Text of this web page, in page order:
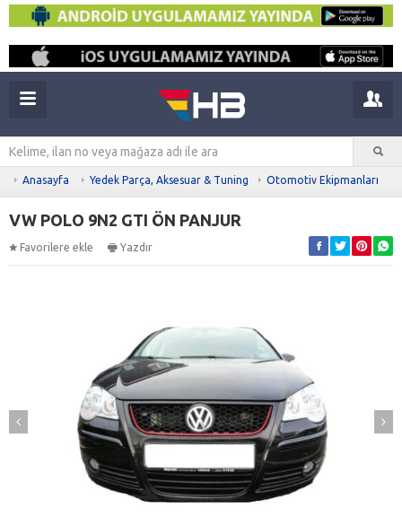
Anasayfa Yedek Parça, Aksesuar & Tuning Otomotiv Ekipmanları
VW POLO 9N2 GTI ÖN PANJUR
Favorilere ekle Yazdır